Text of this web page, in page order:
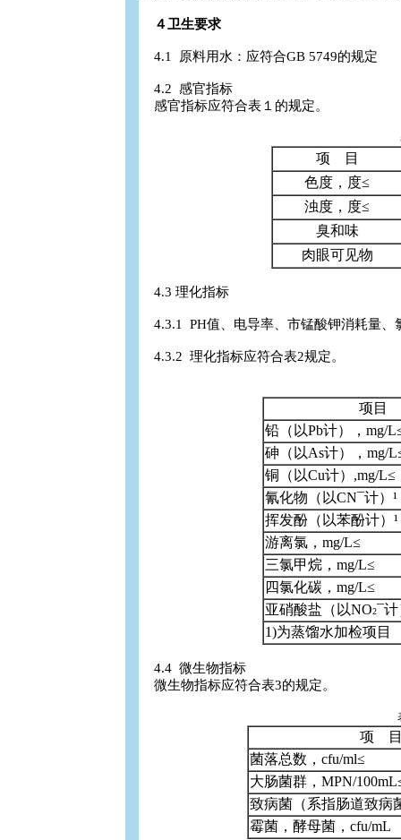
４卫生要求
4.1 原料用水：应符合GB 5749的规定
4.2 感官指标
感官指标应符合表１的规定。
项 目
色度，度≤
浊度，度≤
臭和味
肉眼可见物
4.3 理化指标
4.3.1 PH值、电导率、市锰酸钾消耗量、
4.3.2 理化指标应符合表2规定。
项目
铅（以Pb计），mg/
砷（以As计），mg/
铜（以Cu计）,mg/L≤
氰化物（以CN¯计）
挥发酚（以苯酚计）
游离氯，mg/L≤
三氯甲烷，mg/L≤
四氯化碳，mg/L≤
亚硝酸盐（以NO2¯
1)为蒸馏水加检项目
4.4 微生物指标
微生物指标应符合表3的规定。
项
菌落总数，cfu/ml≤
大肠菌群，MPN/
致病菌（系指肠道致病
霉菌，酵母菌，cfu/mL